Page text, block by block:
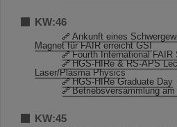
KW:46
Ankunft eines
Magnet für FAIR erreicht GSI
Fourth International FAIR
HGS-HIRe & RS-APS
Laser/Plasma Physics
HGS-HIRe Graduate Day
Betriebsversammlung am
KW:45